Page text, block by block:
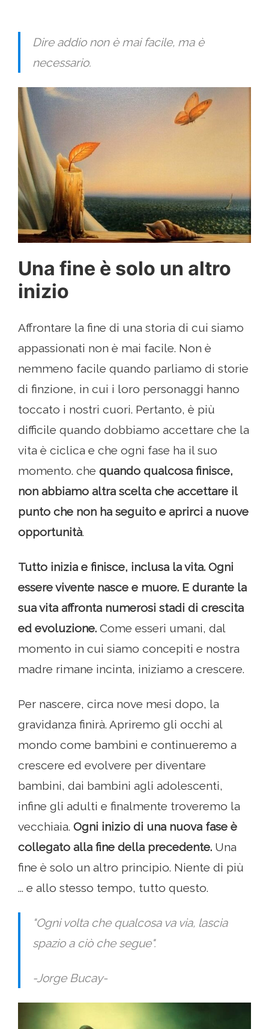
Dire addio non è mai facile, ma è
necessario.
Una fine è solo un altro
inizio
Affrontare la fine di una storia di cui siamo
appassionati non è mai facile. Non è
nemmeno facile quando parliamo di storie
di finzione, in cui i loro personaggi hanno
toccato i nostri cuori. Pertanto, è più
difficile quando dobbiamo accettare che la
vita è ciclica e che ogni fase ha il suo
momento. che quando qualcosa finisce,
non abbiamo altra scelta che accettare il
punto che non ha seguito e aprirci a nuove
opportunità.
Tutto inizia e finisce, inclusa la vita. Ogni
essere vivente nasce e muore. E durante la
sua vita affronta numerosi stadi di crescita
ed evoluzione. Come esseri umani, dal
momento in cui siamo concepiti e nostra
madre rimane incinta, iniziamo a crescere.
Per nascere, circa nove mesi dopo, la
gravidanza finirà. Apriremo gli occhi al
mondo come bambini e continueremo a
crescere ed evolvere per diventare
bambini, dai bambini agli adolescenti,
infine gli adulti e finalmente troveremo la
vecchiaia. Ogni inizio di una nuova fase è
collegato alla fine della precedente. Una
fine è solo un altro principio. Niente di più
... e allo stesso tempo, tutto questo.
"Ogni volta che qualcosa va via, lascia
spazio a ciò che segue".
-Jorge Bucay-